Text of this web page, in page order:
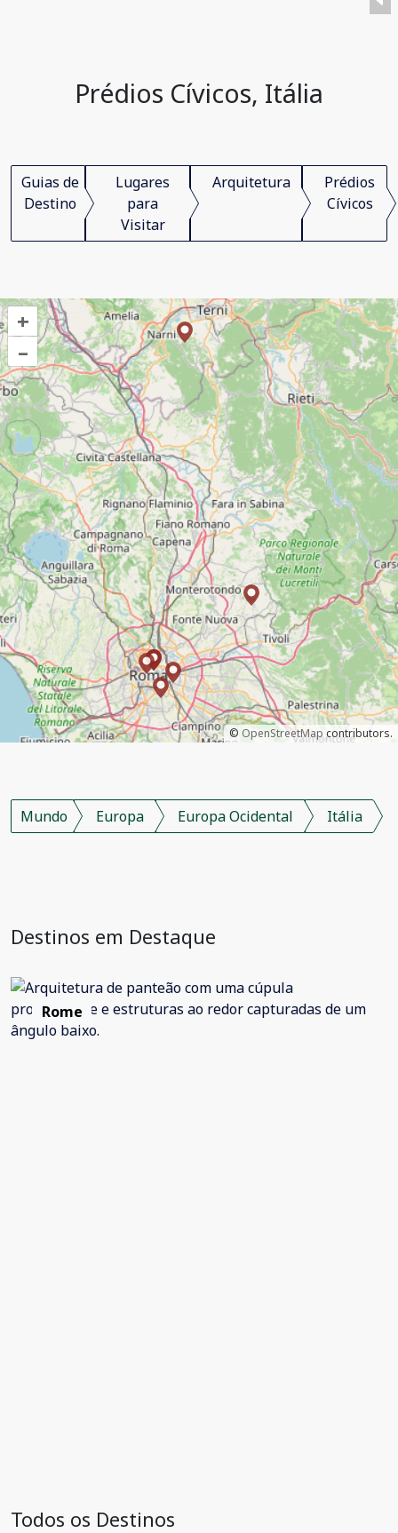
Prédios Cívicos, Itália
Guias de
Destino
Lugares
para
Visitar
Arquitetura
Prédios
Cívicos
+
–
© OpenStreetMap contributors.
Mundo Europa Europa Ocidental Itália
Destinos em Destaque
Rome
Todos os Destinos